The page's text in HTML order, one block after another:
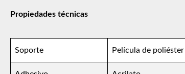
Propiedades técnicas
Soporte Película de poliéster